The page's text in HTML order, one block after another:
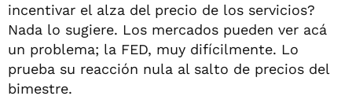
incentivar el alza del precio de los servicios?
Nada lo sugiere. Los mercados pueden ver acá
un problema; la FED, muy difícilmente. Lo
prueba su reacción nula al salto de precios del
bimestre.